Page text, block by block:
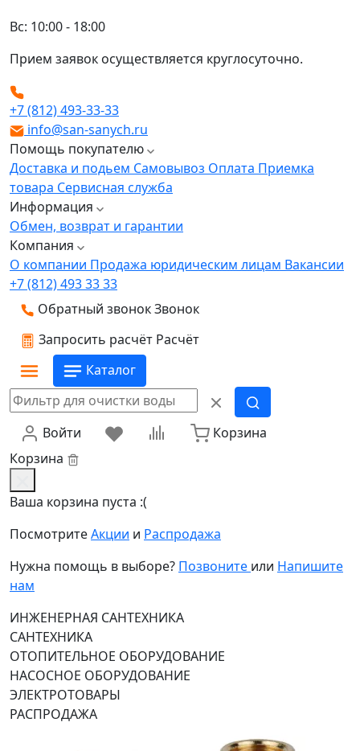
Вс: 10:00 - 18:00
Прием заявок осуществляется круглосуточно.
+7 (812) 493-33-33
info@san-sanych.ru
Помощь покупателю
Доставка и подьем Самовывоз Оплата Приемка
товара Сервисная служба
Информация
Обмен, возврат и гарантии
Компания
О компании Продажа юридическим лицам Вакансии
+7 (812) 493 33 33
Обратный звонокЗвонок
Запросить расчёт Расчёт
Каталог
Войти
Корзина
Корзина
Ваша корзина пуста :(
ПосмотритеАкции и Распродажа
Нужна помощь в выборе? Позвоните или Напишите
нам
ИНЖЕНЕРНАЯ САНТЕХНИКА
САНТЕХНИКА
ОТОПИТЕЛЬНОЕ ОБОРУДОВАНИЕ
НАСОСНОЕ ОБОРУДОВАНИЕ
ЭЛЕКТРОТОВАРЫ
РАСПРОДАЖА